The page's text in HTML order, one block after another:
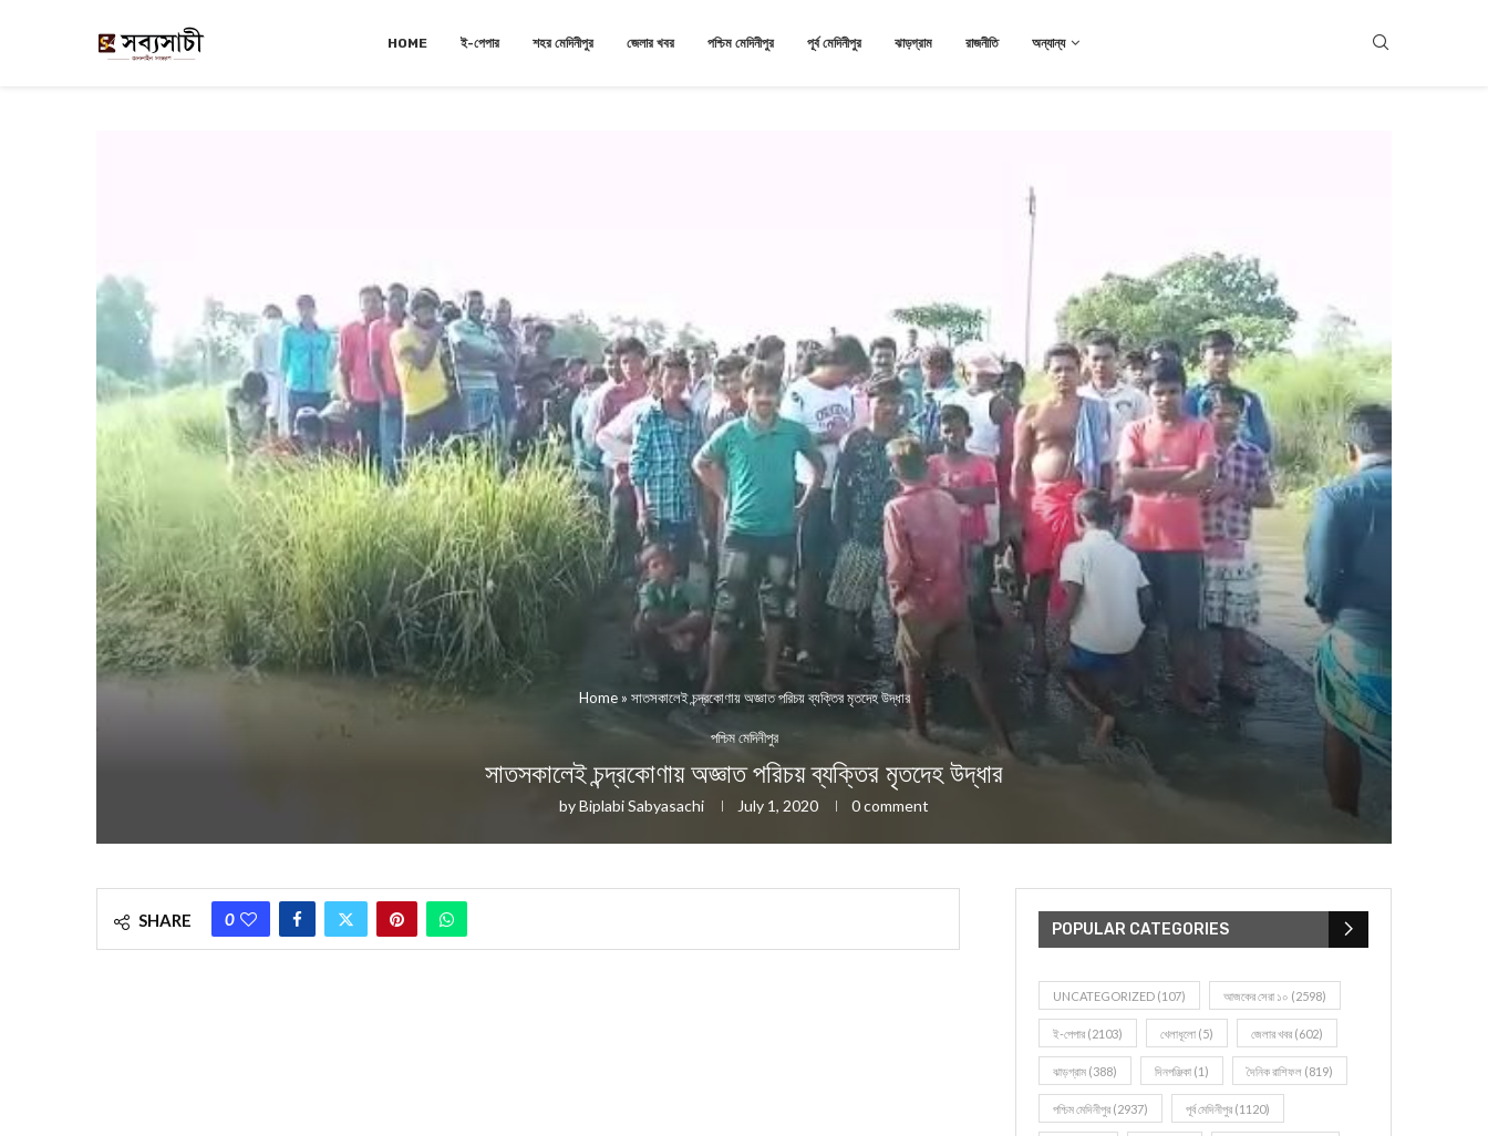
HOME ই-পেপার শহর মেদিনীপুর জেলার খবর পশ্চিম মেদিনীপুর পূর্ব মেদিনীপুর ঝাড়গ্রাম রাজনীতি অন্যান্য
Home» সাতসকালেই চন্দ্রকোণায় অজ্ঞাত পরিচয় ব্যক্তির মৃতদেহ উদ্ধার
পশ্চিম মেদিনীপুর
সাতসকালেই চন্দ্রকোণায় অজ্ঞাত পরিচয় ব্যক্তির মৃতদেহ উদ্ধার
byBiplabi Sabyasachi July 1, 2020 0 comment
SHARE 0
POPULAR CATEGORIES
UNCATEGORIZED (107) আজকের সেরা ১০ (2598)
ই-পেপার (2103) খেলাধূলো (5) জেলার খবর (602)
ঝাড়গ্রাম (388) দিনপঞ্জিকা (1) দৈনিক রাশিফল (819)
পশ্চিম মেদিনীপুর (2937) পূর্ব মেদিনীপুর (1120)